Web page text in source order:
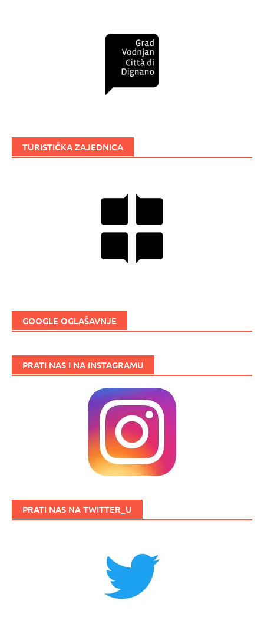
TURISTIČKA ZAJEDNICA
GOOGLE OGLAŠAVNJE
PRATI NAS I NA INSTAGRAMU
PRATI NAS NA TWITTER_U